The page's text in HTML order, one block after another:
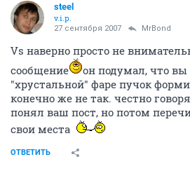
steel
v.i.p.
27 сентября 2007 MrBond
Vs наверно просто не
сообщение
он подумал, что вы
"хрустальной" фаре пучок
конечно же не так. честно
понял ваш пост, но потом
свои места
ОТВЕТИТЬ